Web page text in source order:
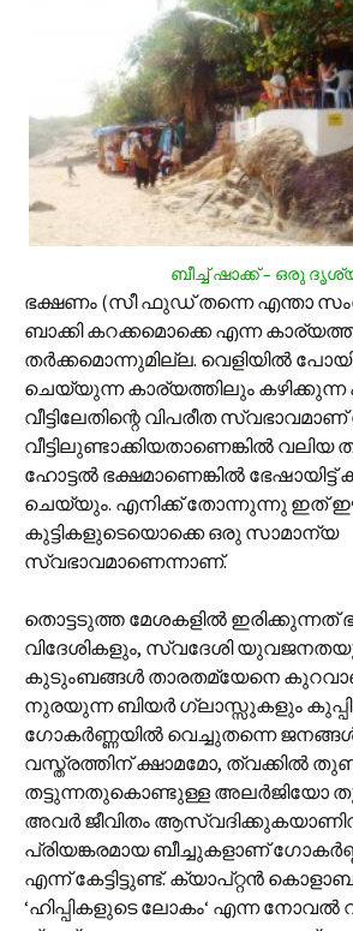
ബീച്ച് ഷാക്ക് – ഒരു
ഭക്ഷണം (സീ ഫുഡ് തന്നെ എന്താ
ബാക്കി കറക്കമൊക്കെ എന്ന
തര്‍ക്കമൊന്നുമില്ല. വെളിയില്‍
ചെയ്യുന്ന കാര്യത്തിലും കഴിക്കുന്ന
വീട്ടിലേതിന്റെ വിപരീത
വീട്ടിലുണ്ടാക്കിയതാണെങ്കില്‍ വലിയ
ഹോട്ടല്‍ ഭക്ഷമാണെങ്കില്‍
ചെയ്യും. എനിക്ക് തോന്നുന്നു ഇത്
കുട്ടികളുടെയൊക്കെ ഒരു സാമാന്യ
സ്വഭാവമാണെന്നാണ്.
തൊട്ടടുത്ത മേശകളില്‍ ഇരിക്കുന്നത്
വിദേശികളും, സ്വദേശി
കുടുംബങ്ങള്‍ താരതമ്യേനെ
നുരയുന്ന ബിയര്‍ ഗ്ലാസ്സുകളും
ഗോകര്‍ണ്ണയില്‍ വെച്ചുതന്നെ
വസ്ത്രത്തിന് ക്ഷാമമോ, ത്വക്കില്‍
തട്ടുന്നതുകൊണ്ടുള്ള അലര്‍ജിയോ
അവര്‍ ജീവിതം
പ്രിയങ്കരമായ ബീച്ചുകളാണ്
എന്ന് കേട്ടിട്ടുണ്ട്‍. ക്യാപ്റ്റന്‍
‘ഹിപ്പികളുടെ ലോകം‘ എന്ന നോവല്‍